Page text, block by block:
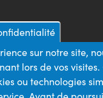
sur notre site,
lors de vos visites.
ou technologies